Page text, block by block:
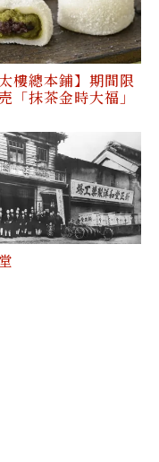
太樓總本鋪】期間限
「抹茶金時大福」